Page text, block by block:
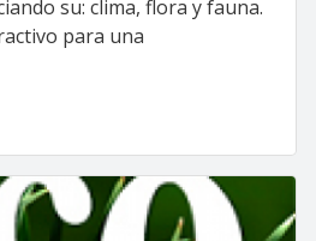
su: clima, flora y fauna.
para una